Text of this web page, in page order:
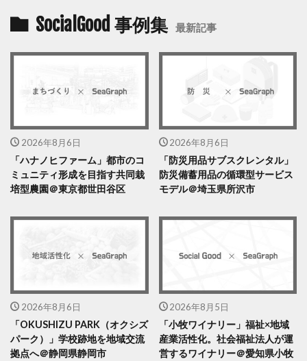
SocialGood 事例集 最新記事
2026年8月6日
「ハナノヒファーム」都市のコ
ミュニティ形成を目指す共同栽
培型農園＠東京都世田谷区
2026年8月6日
「防災用品サブスクレンタル」
防災備蓄用品の循環型サービス
モデル＠埼玉県所沢市
2026年8月6日
「OKUSHIZU PARK（オクシズ
パーク）」学校跡地を地域交流
拠点へ＠静岡県静岡市
2026年8月5日
「小牧ワイナリー」福祉×地域
産業活性化。社会福祉法人が運
営するワイナリー＠愛知県小牧